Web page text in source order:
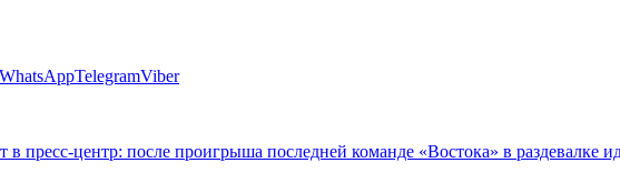
WhatsAppTelegramViber
пресс-центр: после проигрыша последней команде «Востока» в раздевалке